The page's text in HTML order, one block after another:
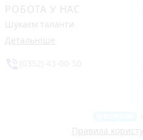
РОБОТА У НАС
Шукаєм таланти
Детальніше
Правила